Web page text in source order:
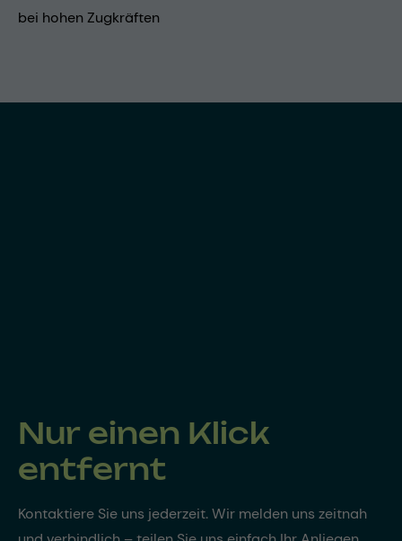
bei hohen Zugkräften
Nur einen Klick
entfernt
Kontaktiere Sie uns jederzeit. Wir melden uns zeitnah